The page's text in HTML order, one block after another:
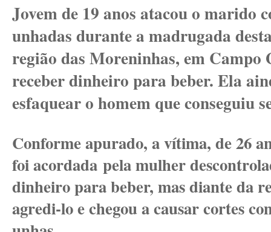
Jovem de 19 anos atacou o marido
unhadas durante a madrugada
região das Moreninhas, em Campo
receber dinheiro para beber. Ela
esfaquear o homem que conseguiu
Conforme apurado, a vítima, de 26
foi acordada pela mulher
dinheiro para beber, mas diante da
agredi-lo e chegou a causar cortes